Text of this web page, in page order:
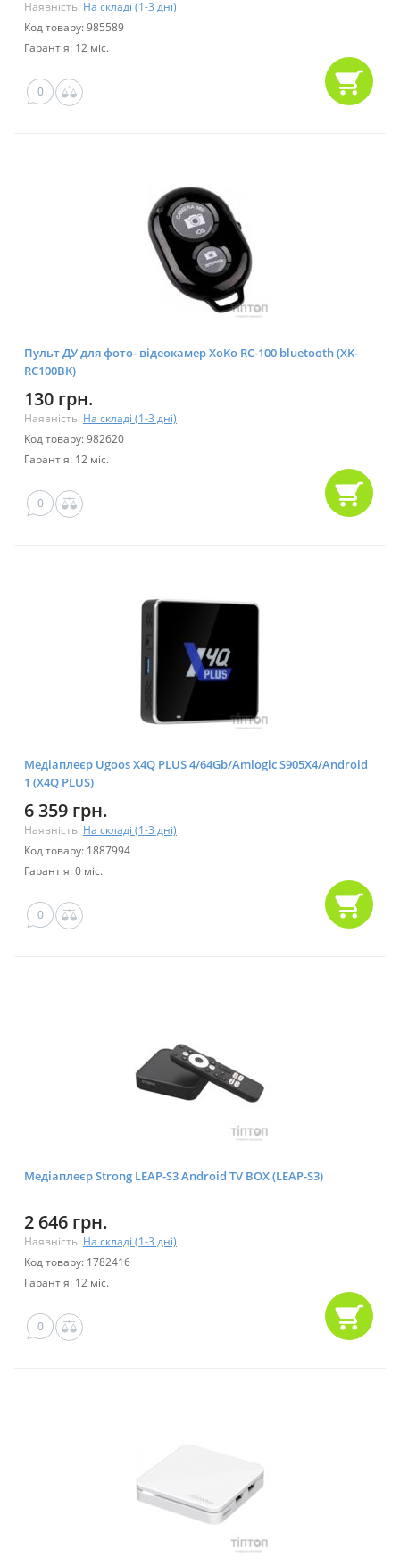
Наявність: На складі (1-3 дні)
Код товару: 985589
Гарантія: 12 міс.
0
Пульт ДУ для фото- відеокамер XoKo RC-100 bluetooth (XK-
RC100BK)
130 грн.
Наявність: На складі (1-3 дні)
Код товару: 982620
Гарантія: 12 міс.
0
Медіаплеєр Ugoos X4Q PLUS 4/64Gb/Amlogic S905X4/Android
1 (X4Q PLUS)
6 359 грн.
Наявність: На складі (1-3 дні)
Код товару: 1887994
Гарантія: 0 міс.
0
Медіаплеєр Strong LEAP-S3 Android TV BOX (LEAP-S3)
2 646 грн.
Наявність: На складі (1-3 дні)
Код товару: 1782416
Гарантія: 12 міс.
0